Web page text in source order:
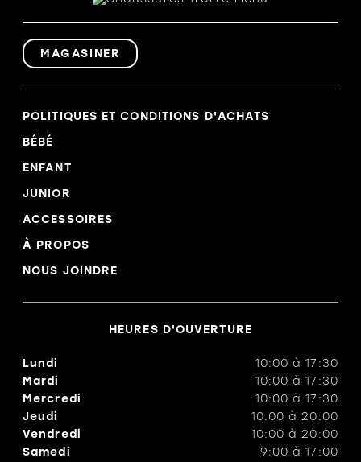
SOLDES
FILLE
SOULIER
HIVER
SOLDES
FILLE
SOULIER
GARCON
MAGASINER
POLITIQUES ET CONDITIONS D'ACHATS
BÉBÉ
ENFANT
JUNIOR
ACCESSOIRES
À PROPOS
NOUS JOINDRE
HEURES D'OUVERTURE
Lundi 10:00 à17:30
Mardi
10:00 à17:30
Mercredi
10:00 à17:30
Jeudi
10:00 à20:00
Vendredi
10:00 à20:00
Samedi
9:00 à17:00